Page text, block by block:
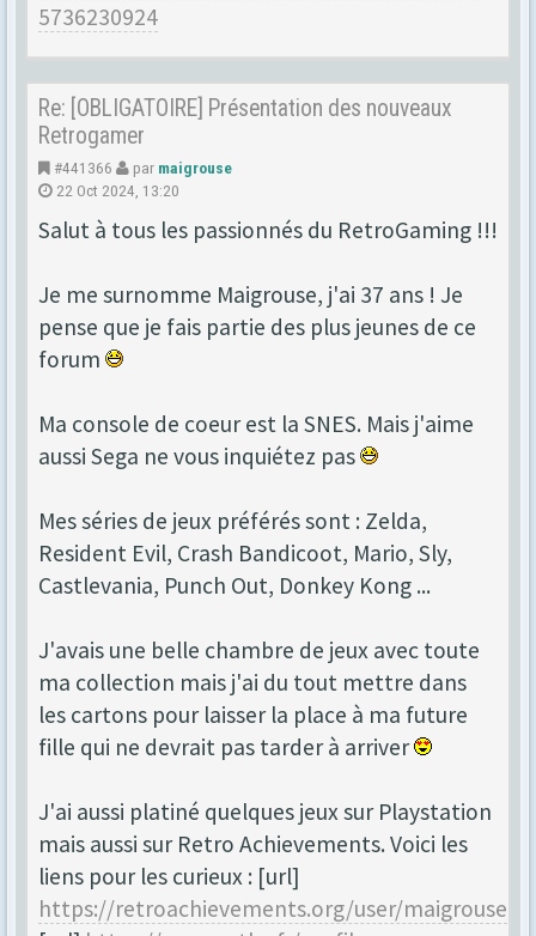
5736230924
Re: [OBLIGATOIRE] Présentation des nouveaux
Retrogamer
#441366 par maigrouse
22 Oct 2024, 13:20
Salut à tous les passionnés du RetroGaming !!!
Je me surnomme Maigrouse, j'ai 37 ans ! Je
pense que je fais partie des plus jeunes de ce
forum
Ma console de coeur est la SNES. Mais j'aime
aussi Sega ne vous inquiétez pas
Mes séries de jeux préférés sont : Zelda,
Resident Evil, Crash Bandicoot, Mario, Sly,
Castlevania, Punch Out, Donkey Kong ...
J'avais une belle chambre de jeux avec toute
ma collection mais j'ai du tout mettre dans
les cartons pour laisser la place à ma future
fille qui ne devrait pas tarder à arriver
J'ai aussi platiné quelques jeux sur Playstation
mais aussi sur Retro Achievements. Voici les
liens pour les curieux : [url]
https://retroachievements.org/user/maigrouse